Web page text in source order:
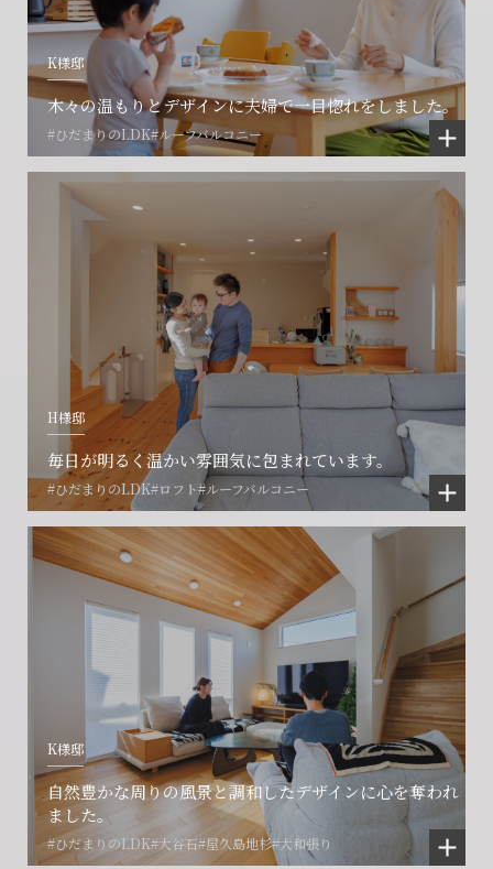
K様邸
木々の温もりとデザインに夫婦で一目惚れをしました。
#ひだまりのLDK#ルーフバルコニー
H様邸
毎日が明るく温かい雰囲気に包まれています。
#ひだまりのLDK#ロフト#ルーフバルコニー
K様邸
自然豊かな周りの風景と調和したデザインに心を奪われ
ました。
#ひだまりのLDK#大谷石#屋久島地杉#大和張り